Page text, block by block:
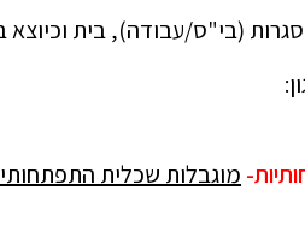
(בי"ס/עבודה), בית וכיוצא
מוגבלות שכלית